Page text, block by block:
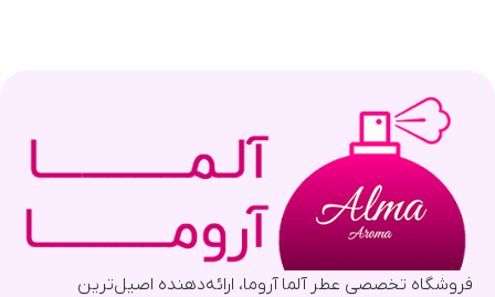
فروشگاه تخصصی عطر آلما آروما، ارائه‌دهنده اصیل‌ترین